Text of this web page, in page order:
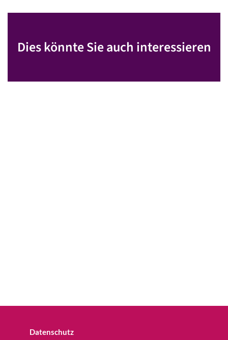
Dies könnte Sie auch interessieren
Datenschutz